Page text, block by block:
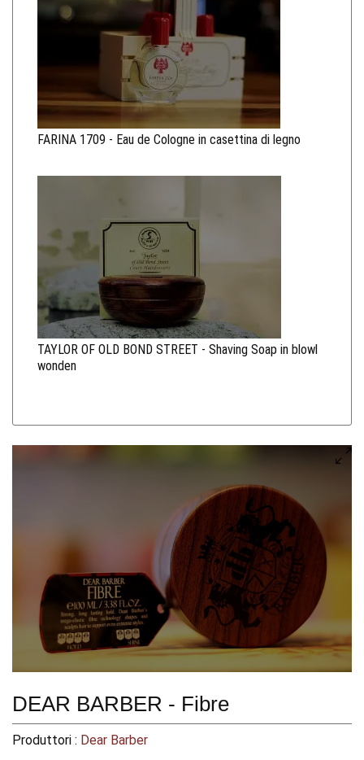
FARINA 1709 - Eau de Cologne in casettina di legno
TAYLOR OF OLD BOND STREET - Shaving Soap in blowl
wonden
DEAR BARBER - Fibre
Produttori : Dear Barber